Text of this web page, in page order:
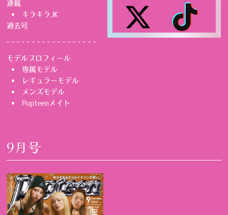
連載
キラキラJK
過去号
モデルプロフィール
専属モデル
レギュラーモデル
メンズモデル
Popteenメイト
9月号